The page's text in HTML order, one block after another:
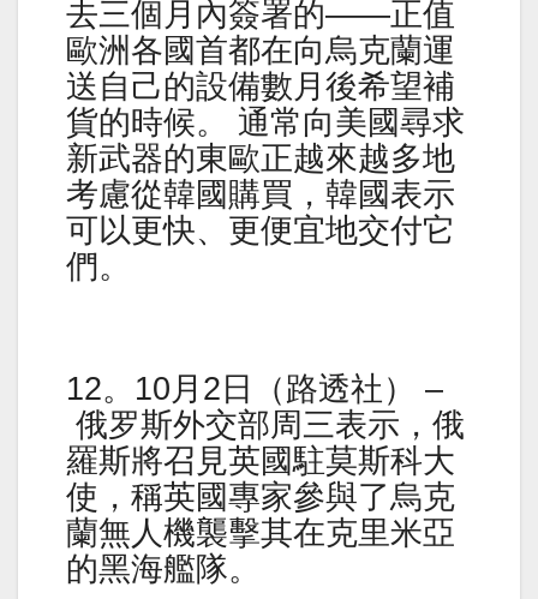
去三個月內簽署的——正值
歐洲各國首都在向烏克蘭運
送自己的設備數月後希望補
貨的時候。 通常向美國尋求
新武器的東歐正越來越多地
考慮從韓國購買，韓國表示
可以更快、更便宜地交付它
們。
12。10月2日（路透社） –
俄罗斯外交部周三表示，俄
羅斯將召見英國駐莫斯科大
使，稱英國專家參與了烏克
蘭無人機襲擊其在克里米亞
的黑海艦隊。